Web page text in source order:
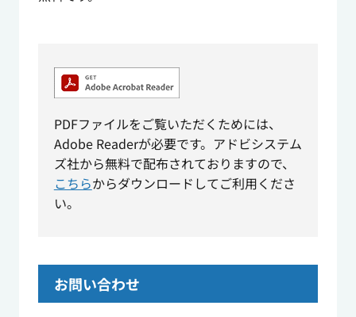
PDFファイルをご覧いただくためには、
Adobe Readerが必要です。アドビシステム
ズ社から無料で配布されておりますので、
こちらからダウンロードしてご利用くださ
い。
お問い合わせ